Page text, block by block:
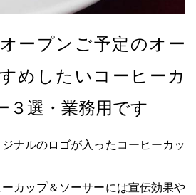
ープンご予定のオー
めしたいコーヒーカ
３選・業務用です
ナルのロゴが入ったコーヒーカッ
カップ＆ソーサーには宣伝効果や